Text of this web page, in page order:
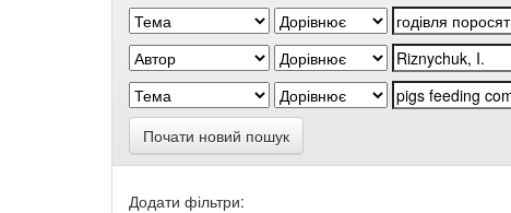
Почати новий пошук
Додати фільтри: